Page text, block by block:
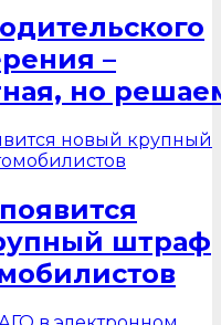
–
но
штраф